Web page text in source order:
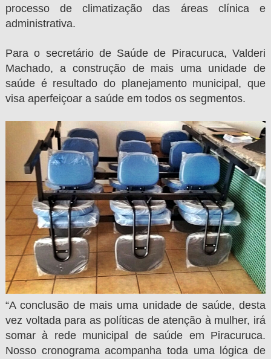
processo de climatização das áreas clínica e
administrativa.
Para o secretário de Saúde de Piracuruca, Valderi
Machado, a construção de mais uma unidade de
saúde é resultado do planejamento municipal, que
visa aperfeiçoar a saúde em todos os segmentos.
“A conclusão de mais uma unidade de saúde, desta
vez voltada para as políticas de atenção à mulher, irá
somar à rede municipal de saúde em Piracuruca.
Nosso cronograma acompanha toda uma lógica de